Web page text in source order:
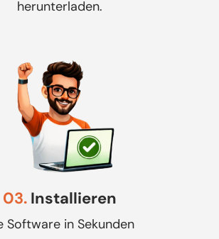
herunterladen.
03. Installieren
Software in Sekunden